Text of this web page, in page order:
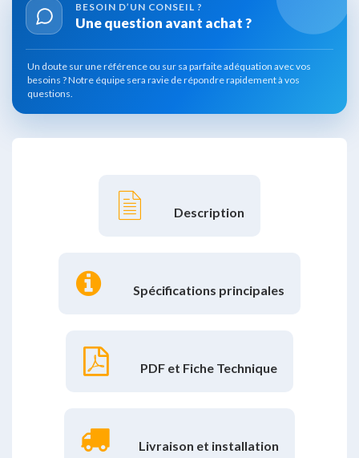
BESOIN D’UN CONSEIL ?
Une question avant achat ?
Un doute sur une référence ou sur sa parfaite adéquation avec vos
besoins ?Notre équipe sera ravie de répondre rapidement à vos
questions.
Description
Spécifications principales
PDF et Fiche Technique
Livraison et installation